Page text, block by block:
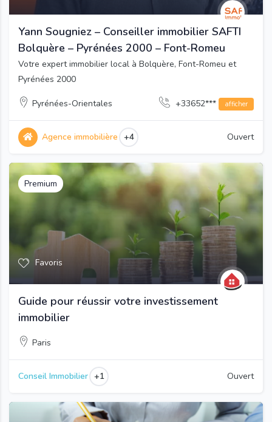
Yann Sougniez – Conseiller immobilier SAFTI
Bolquère – Pyrénées 2000 – Font-Romeu
Votre expert immobilier local à Bolquère, Font-Romeu et
Pyrénées 2000
Pyrénées-Orientales +33652*** afficher
Agence immobilière +4 Ouvert
Premium
Favoris
Guide pour réussir votre investissement
immobilier
Paris
Conseil Immobilier +1 Ouvert